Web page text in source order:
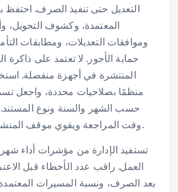
التعديل حتى تنفيذ الصرف.
المعتمدة، وكشوف التحويل،
وموافقات التعديلات، ومطابقات
حماية الأجور. لا تعتمد على ذاكرة
المنتشرة في أجهزة منفصلة.
منظمًا بصلاحيات محددة، واجعل
حسب الشهر والسنة ونوع المستند.
وقت المراجعة ويقوي موقف المنشأة عند أي استفسار.
تستفيد الإدارة من مؤشرات أداء
العمل. راقب عدد الأخطاء قبل
بعد الصرف، ونسبة المسيرات